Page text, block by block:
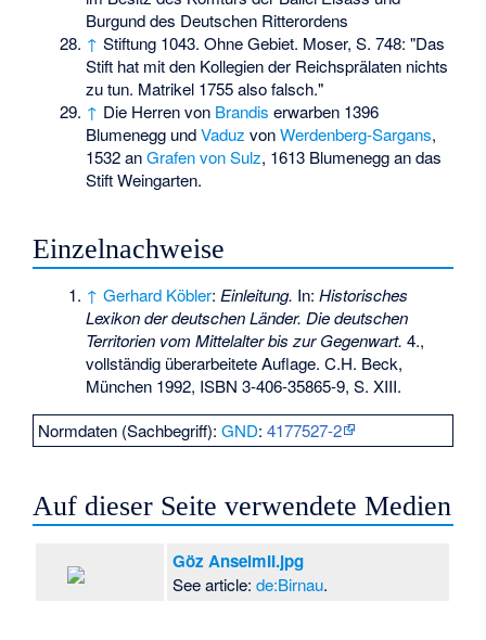
Burgund des Deutschen Ritterordens
↑ Stiftung 1043. Ohne Gebiet. Moser, S. 748: "Das
Stift hat mit den Kollegien der Reichsprälaten nichts
zu tun. Matrikel 1755 also falsch."
↑ Die Herren von Brandis erwarben 1396
Blumenegg undVaduz vonWerdenberg-Sargans,
1532 anGrafen von Sulz, 1613 Blumenegg an das
Stift Weingarten.
Einzelnachweise
↑ Gerhard Köbler:Einleitung. In:Historisches
Lexikon der deutschen Länder. Die deutschen
Territorien vom Mittelalter bis zur Gegenwart. 4.,
vollständig überarbeitete Auflage. C.H. Beck,
München 1992, ISBN 3-406-35865-9, S. XIII.
Normdaten (Sachbegriff):GND:4177527-2
Auf dieser Seite verwendete Medien
Göz AnselmII.jpg
See article:de:Birnau.